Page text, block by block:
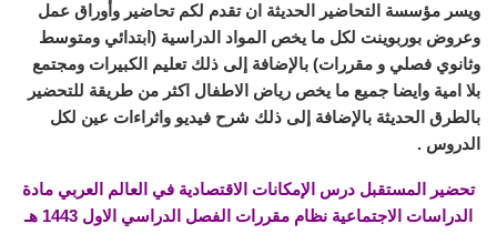
ويسر مؤسسة التحاضير الحديثة ان تقدم لكم تحاضير وأوراق عمل
وعروض بوربوينت لكل ما يخص المواد الدراسية (ابتدائي ومتوسط
وثانوي فصلي و مقررات) بالإضافة إلى ذلك تعليم الكبيرات ومجتمع
بلا امية وايضا جميع ما يخص رياض الاطفال اكثر من طريقة للتحضير
بالطرق الحديثة بالإضافة إلى ذلك شرح فيديو واثراءات عين لكل
الدروس .
تحضير المستقبل درس الإمكانات الاقتصادية في العالم العربي مادة
الدراسات الاجتماعية نظام مقررات الفصل الدراسي الاول 1443 هـ